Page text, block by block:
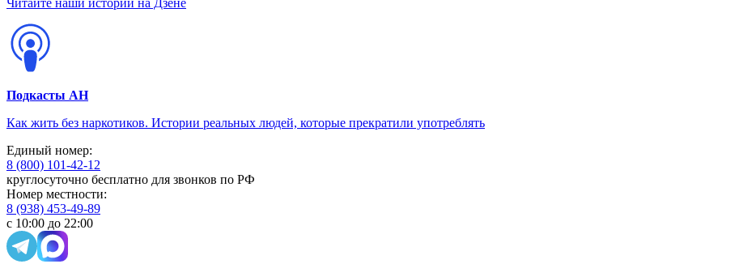
Читайте наши истории на Дзене
Подкасты АН
Как жить без наркотиков. Истории реальных людей, которые прекратили употреблять
Единый номер:
8 (800) 101-42-12
круглосуточно бесплатно для звонков по РФ
Номер местности:
8 (938) 453-49-89
с 10:00 до 22:00